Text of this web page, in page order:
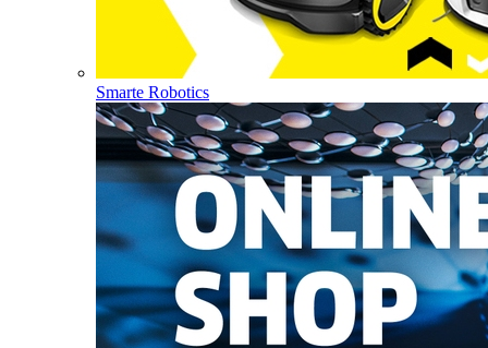
Smarte Robotics